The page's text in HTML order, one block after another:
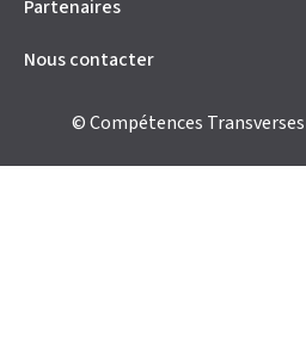
Partenaires
Nous contacter
© Compétences